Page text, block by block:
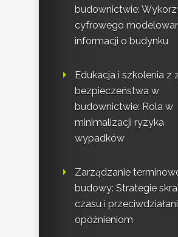
budownictwie:
cyfrowego
informacji o budynku
Edukacja i szkolenia z
bezpieczeństwa w
budownictwie: Rola w
minimalizacji ryzyka
wypadków
Zarządzanie
budowy: Strategie
czasu i
opóźnieniom